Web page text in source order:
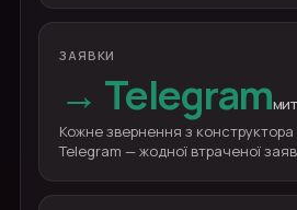
ЗАЯВКИ
→ Telegram
Кожне звернення з
Telegram — жодної втраченої